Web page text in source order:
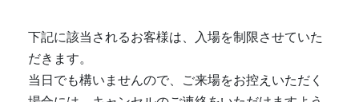
下記に該当されるお客様は、入場を制限させていた
だきます。
当日でも構いませんので、ご来場をお控えいただく